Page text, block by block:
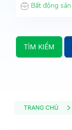
Bất động sản
TÌM KIẾM
TRANG CHỦ